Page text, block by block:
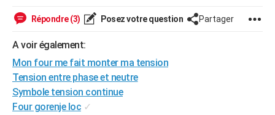
Art de vivre
Bien-être
Loisirs
Mode
Modes de vie
Alimentation
Guide de la santé
Maladies
Médicaments
Sommeil
Destinations
City break
Voyage nature
Voyage de noces
Forum
Climat
+PHOTO
GUIDES D'ACHAT
Répondre (3) Posez votre question Partager
A voir également:
Mon four me fait monter ma tension
Tension entre phase et neutre
Symbole tension continue
Four gorenje loc ✓